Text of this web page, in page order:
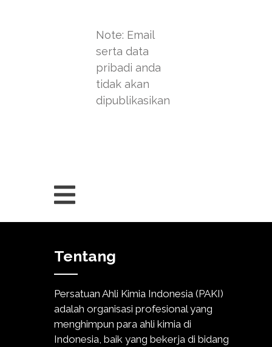
Note: Email
serta data
pribadi anda
tidak akan
dipublikasikan
Tentang
Persatuan Ahli Kimia Indonesia (PAKI)
adalah organisasi profesional yang
menghimpun para ahli kimia di
Indonesia, baik yang bekerja di bidang